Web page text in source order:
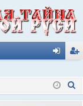
д ис